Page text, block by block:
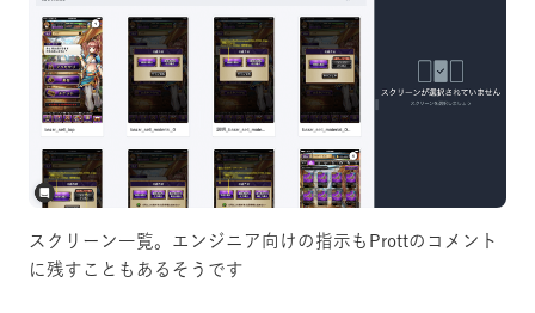
スクリーン一覧。エンジニア向けの指示もProttのコメント
に残すこともあるそうです